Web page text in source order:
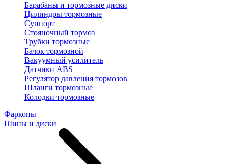
Барабаны и тормозные диски
Цилиндры тормозные
Суппорт
Стояночный тормоз
Трубки тормозные
Бачок тормозной
Вакуумный усилитель
Датчики ABS
Регулятор давления тормозов
Шланги тормозные
Колодки тормозные
Фаркопы
Шины и диски